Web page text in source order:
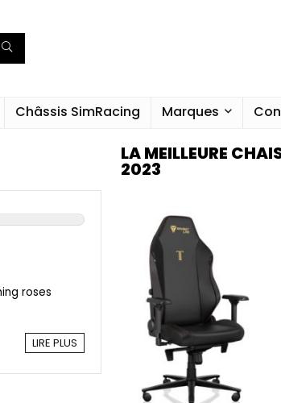
Châssis SimRacing Marques
roses
LIRE PLUS
LA MEILLEURE
2023